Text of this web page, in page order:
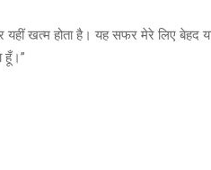
यहीं खत्म होता है। यह सफर मेरे लिए बेहद
हूँ।”